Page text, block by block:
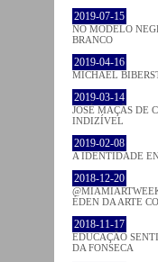
2019-07-15
NO MODELO
BRANCO
2019-04-16
MICHAEL
2019-03-14
JOSÉ MAÇÃS DE
INDIZÍVEL
2019-02-08
A IDENTIDADE
2018-12-20
ÉDEN DA ARTE
2018-11-17
EDUCAÇÃO
DA FONSECA